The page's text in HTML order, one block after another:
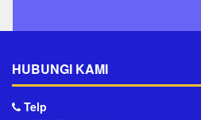
HUBUNGI KAMI
Telp